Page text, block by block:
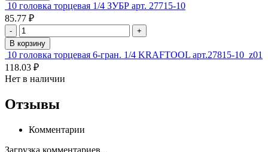
10 головка торцевая 1/4 ЗУБР арт. 27715-10
85.77 ₽
-
+
В корзину
10 головка торцевая 6-гран. 1/4 KRAFTOOL арт.27815-10_z01
118.03 ₽
Нет в наличии
Отзывы
Комментарии
Загрузка комментариев...